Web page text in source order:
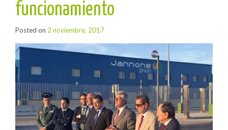
funcionamiento
Posted on 2 noviembre, 2017